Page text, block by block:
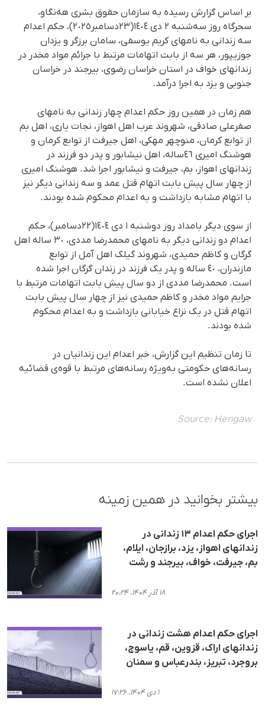
بر اساس گزارش رسیده بە سازمان حقوق بشری هەنگاو،
سحرگاە روز سەشنبە ٢ دی ١٤٠٤(٢٣دسامبر٢٠٢٥)، حکم اعدام
سە زندانی بە نامهای کریم یوسفی، سامان برزگر و یزدان
جوزیپور، هر سە از بابت اتهامات مرتبط با جرائم مواد مخدر در
زندانهای خواف در استان خراسان رضوی، بیرجند در خراسان
جنوبی و یزد بە اجرا درآمد.
هم زمان در همین روز حکم اعدام چهار زندانی بە نامهای
صفرعلی صادقی، شهروند عرب اهل اهواز، نجات یاری، اهل بم
از توابع کرمان، منوچهر مهکی، اهل جیرفت از توابع کرمان و
هوشنگ امیری ٤٦سالە، اهل نیشابور و پدر دو فرزند در
زندانهای اهواز، بم، جیرفت و نیشابور اجرا شد. هوشنگ امیری
از چهار سال پیش بابت اتهام قتل عمد و سە زندانی دیگر نیز
با اتهام مشابە بازداشت و بە اعدام محکوم شدە بودند.
از سوی دیگر بامداد روز دوشنبە ١ دی ١٤٠٤(٢٢دسامبر)، حکم
اعدام دو زندانی دیگر بە نامهای محمدرضا مددی، ٣٠ سالە اهل
گرگان و کاظم حمیدی، شهروند گیلک اهل آمل از توابع
مازندران، ٤٠ سالە و پدر یک فرزند در زندان گرگان اجرا شدە
است. محمدرضا مددی از دو سال پیش بابت اتهامات مرتبط با
جرایم مواد مخدر و کاظم حمیدی نیز از چهار سال پیش بابت
اتهام قتل در یک نزاع خیابانی بازداشت و بە اعدام محکوم
شدە بودند.
تا زمان تنظیم این گزارش، خبر اعدام این زندانیان در
رسانه‌های حکومتی بەویژه رسانه‌های مرتبط با قوه‌ی قضائیه
اعلان نشده است.
Source: Hengaw
بیشتر بخوانید در همین زمینه
اجرای حکم اعدام ۱۳ زندانی در
زندانهای اهواز، یزد، برازجان، ایلام،
بم، جیرفت، خواف، بیرجند و رشت
۱۸ آذر ۱۴۰۴، ۲۰:۲۴
اجرای حکم اعدام هشت زندانی در
زندانهای اراک، قزوین، قم، یاسوج،
بروجرد، تبریز، بندرعباس و سمنان
۱ دی ۱۴۰۴، ۱۷:۲۶